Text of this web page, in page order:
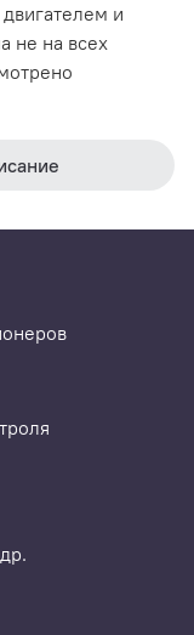
и
не на всех
большинства